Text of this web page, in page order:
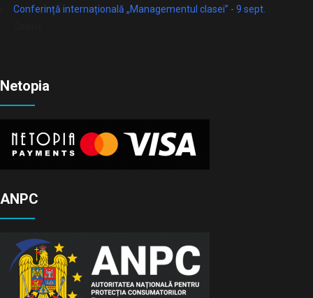
Conferință internațională „Managementul clasei” - 9 sept.
Netopia
ANPC